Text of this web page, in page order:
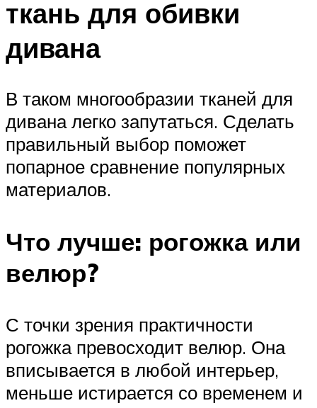
ткань для обивки
дивана
В таком многообразии тканей для
дивана легко запутаться. Сделать
правильный выбор поможет
попарное сравнение популярных
материалов.
Что лучше: рогожка или
велюр?
С точки зрения практичности
рогожка превосходит велюр. Она
вписывается в любой интерьер,
меньше истирается со временем и